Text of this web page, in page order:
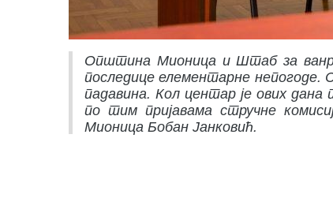
Општина Мионица и Штаб за
последице елементарне
падавина. Кол центар је ових дана
по тим пријавама стручне
Мионица Бобан Јанковић.